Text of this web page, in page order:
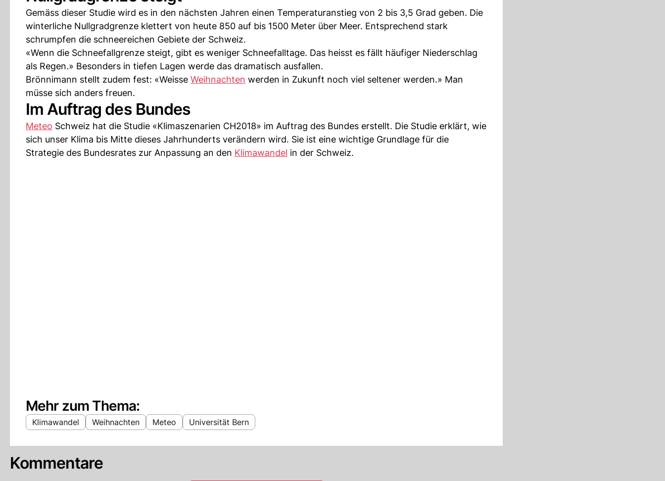
Gemäss dieser Studie wird es in den nächsten Jahren einen Temperaturanstieg von 2 bis 3,5 Grad geben. Die
winterliche Nullgradgrenze klettert von heute 850 auf bis 1500 Meter über Meer. Entsprechend stark
schrumpfen die schneereichen Gebiete der Schweiz.
«Wenn die Schneefallgrenze steigt, gibt es weniger Schneefalltage. Das heisst es fällt häufiger Niederschlag
als Regen.» Besonders in tiefen Lagen werde das dramatisch ausfallen.
Brönnimann stellt zudem fest: «Weisse Weihnachten werden in Zukunft noch viel seltener werden.» Man
müsse sich anders freuen.
Im Auftrag des Bundes
Meteo Schweiz hat die Studie «Klimaszenarien CH2018» im Auftrag des Bundes erstellt. Die Studie erklärt, wie
sich unser Klima bis Mitte dieses Jahrhunderts verändern wird. Sie ist eine wichtige Grundlage für die
Strategie des Bundesrates zur Anpassung an den Klimawandel in der Schweiz.
Mehr zum Thema:
Klimawandel Weihnachten Meteo Universität Bern
Kommentare